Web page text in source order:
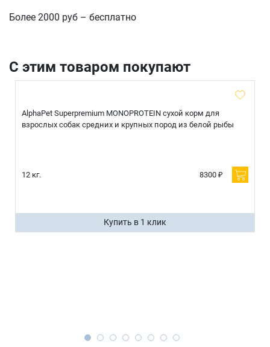
Более 2000 руб – бесплатно
С этим товаром покупают
AlphaPet Superpremium MONOPROTEIN сухой корм для
взрослых собак средних и крупных пород из белой рыбы
12 кг. 8300 ₽
Купить в 1 клик